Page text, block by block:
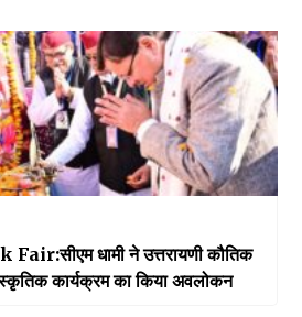
धामी ने उत्तरायणी कौतिक
कार्यक्रम का किया अवलोकन